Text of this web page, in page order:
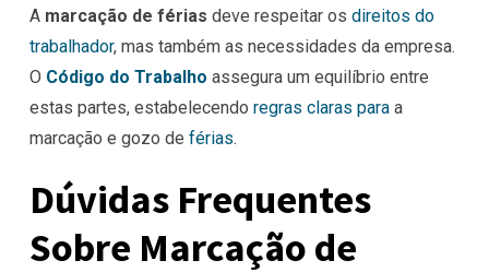
A marcação de férias deve respeitar os direitos do
trabalhador, mas também as necessidades da empresa.
O Código do Trabalho assegura um equilíbrio entre
estas partes, estabelecendo regras claras para a
marcação e gozo de férias.
Dúvidas Frequentes
Sobre Marcação de